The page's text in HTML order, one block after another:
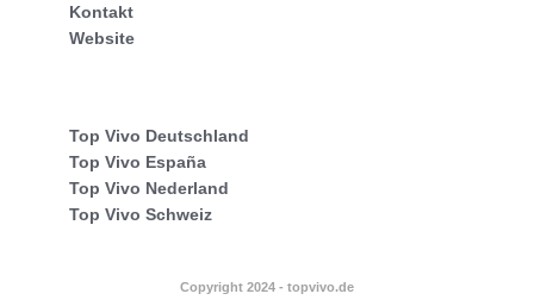
Kontakt
Website
Top Vivo Deutschland
Top Vivo España
Top Vivo Nederland
Top Vivo Schweiz
Copyright 2024 - topvivo.de